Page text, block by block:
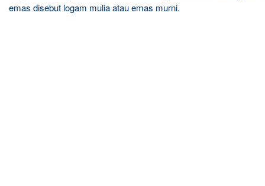
emas disebut logam mulia atau emas murni.